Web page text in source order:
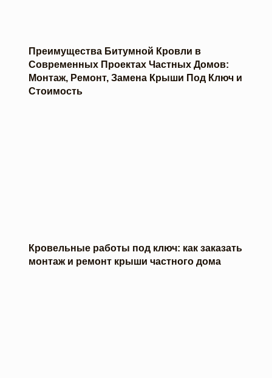
Преимущества Битумной Кровли в
Современных Проектах Частных Домов:
Монтаж, Ремонт, Замена Крыши Под Ключ и
Стоимость
Кровельные работы под ключ: как заказать
монтаж и ремонт крыши частного дома